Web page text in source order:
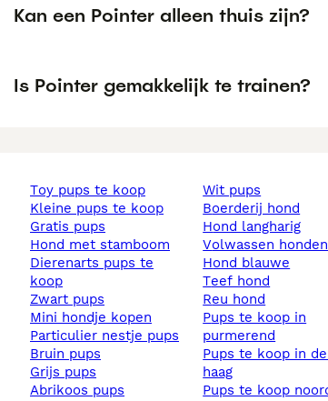
Kan een Pointer alleen thuis zijn?
Is Pointer gemakkelijk te trainen?
toy pups te koop
kleine pups te koop
gratis pups
hond met stamboom
dierenarts pups te
koop
zwart pups
mini hondje kopen
particulier nestje pups
bruin pups
grijs pups
abrikoos pups
wit pups
boerderij hond
hond langharig
volwassen honden
hond blauwe
teef hond
reu hond
pups te koop in
purmerend
pups te koop in den
haag
pups te koop noord